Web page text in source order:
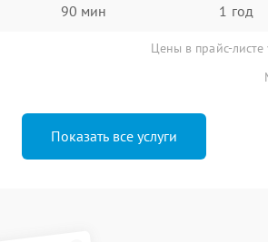
90 мин 1 год
Цены в прайс-листе
Показать все услуги